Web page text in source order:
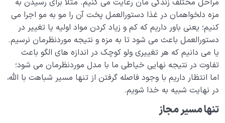
مزه دلخواهمان در غذا دستورالعمل پخت آن را مو به مو اجرا می
کنیم؛ یعنی باور داریم که کم و زیاد کردن مواد اولیه یا تغییر در
دستورالعمل باعث می شود تا به مزه و نتیجه موردنظرمان نرسیم.
یا می دانیم که هر تغییری ولو کوچک در اندازه های الگو باعث
تفاوت در نتیجه نهایی خیاطی ما با مدل موردنظرمان می شود؛
اما انتظار داریم با وجود فاصله گرفتن از تنها مسیر شباهت با الله،
در نهایت شبیه به خدا شویم.
تنها مسیر مجاز